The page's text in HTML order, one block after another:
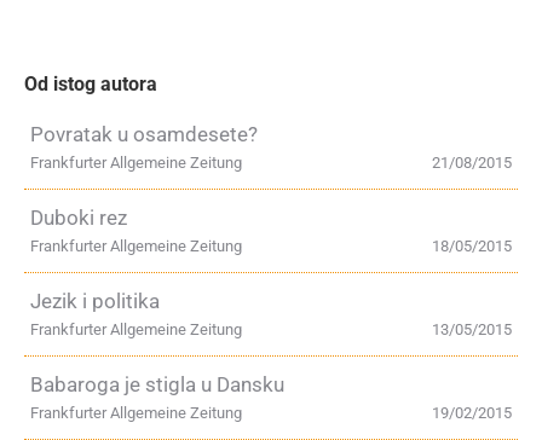
Od istog autora
Povratak u osamdesete?
21/08/2015
Frankfurter Allgemeine Zeitung
Duboki rez
18/05/2015
Frankfurter Allgemeine Zeitung
Jezik i politika
13/05/2015
Frankfurter Allgemeine Zeitung
Babaroga je stigla u Dansku
19/02/2015
Frankfurter Allgemeine Zeitung